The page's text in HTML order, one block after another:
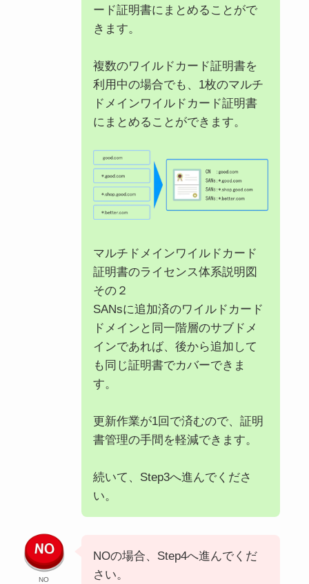
ード証明書にまとめることがで
きます。
複数のワイルドカード証明書を
利用中の場合でも、1枚のマルチ
ドメインワイルドカード証明書
にまとめることができます。
マルチドメインワイルドカード
証明書のライセンス体系説明図
その２
SANsに追加済のワイルドカード
ドメインと同一階層のサブドメ
インであれば、後から追加して
も同じ証明書でカバーできま
す。
更新作業が1回で済むので、証明
書管理の手間を軽減できます。
続いて、Step3へ進んでくださ
い。
NO
NOの場合、Step4へ進んでくだ
さい。